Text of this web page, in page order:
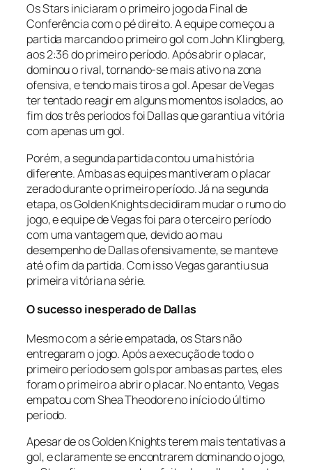
Os Stars iniciaram o primeiro jogo da Final de
Conferência com o pé direito. A equipe começou a
partida marcando o primeiro gol com John Klingberg,
aos 2:36 do primeiro período. Após abrir o placar,
dominou o rival, tornando-se mais ativo na zona
ofensiva, e tendo mais tiros a gol. Apesar de Vegas
ter tentado reagir em alguns momentos isolados, ao
fim dos três períodos foi Dallas que garantiu a vitória
com apenas um gol.
Porém, a segunda partida contou uma história
diferente. Ambas as equipes mantiveram o placar
zerado durante o primeiro período. Já na segunda
etapa, os Golden Knights decidiram mudar o rumo do
jogo, e equipe de Vegas foi para o terceiro período
com uma vantagem que, devido ao mau
desempenho de Dallas ofensivamente, se manteve
até o fim da partida. Com isso Vegas garantiu sua
primeira vitória na série.
O sucesso inesperado de Dallas
Mesmo com a série empatada, os Stars não
entregaram o jogo. Após a execução de todo o
primeiro período sem gols por ambas as partes, eles
foram o primeiro a abrir o placar. No entanto, Vegas
empatou com Shea Theodore no início do último
período.
Apesar de os Golden Knights terem mais tentativas a
gol, e claramente se encontrarem dominando o jogo,